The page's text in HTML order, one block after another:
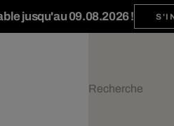
jusqu'au 09.08.2026 !